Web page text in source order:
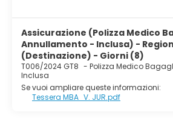
Assicurazione (Polizza Medico
Annullamento - Inclusa) -
(Destinazione) - Giorni (8)
T006/2024 GT8 - Polizza Medico
Inclusa
Se vuoi ampliare queste informazioni:
Tessera MBA_V. JUR.pdf